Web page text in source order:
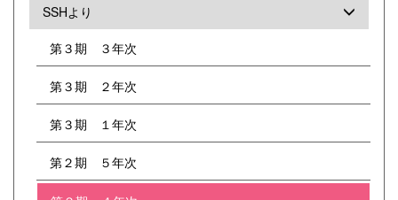
をもつ者どうし、他校の生徒との交流を通じ
て大きな刺激を得てきたようです。
SSHより
第３期 ３年次
第３期 ２年次
第３期 １年次
第２期 ５年次